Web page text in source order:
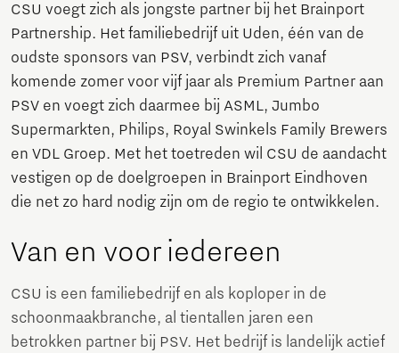
CSU voegt zich als jongste partner bij het Brainport
Partnership. Het familiebedrijf uit Uden, één van de
oudste sponsors van PSV, verbindt zich vanaf
komende zomer voor vijf jaar als Premium Partner aan
PSV en voegt zich daarmee bij ASML, Jumbo
Supermarkten, Philips, Royal Swinkels Family Brewers
en VDL Groep. Met het toetreden wil CSU de aandacht
vestigen op de doelgroepen in Brainport Eindhoven
die net zo hard nodig zijn om de regio te ontwikkelen.
Van en voor iedereen
CSU is een familiebedrijf en als koploper in de
schoonmaakbranche, al tientallen jaren een
betrokken partner bij PSV. Het bedrijf is landelijk actief